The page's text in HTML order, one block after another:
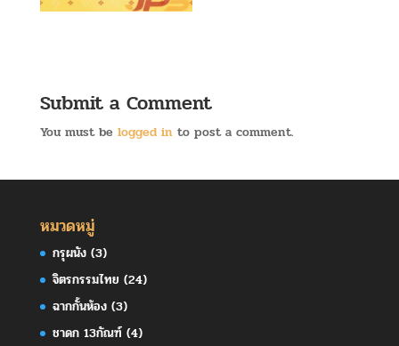
Submit a Comment
You must be logged into post a comment.
หมวดหมู่
กรุผนัง(3)
จิตรกรรมไทย (24)
ฉากกั้นห้อง(3)
ชาดก 13กัณฑ์(4)